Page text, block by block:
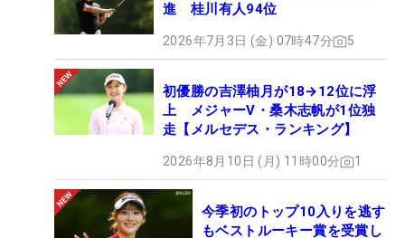
進 桂川有人94位
2026年7月3日 (金) 07時47分 5
初優勝の吉澤柚月が18→12位に浮
上 メジャーV・桑木志帆が1位独
走【メルセデス・ランキング】
2026年8月10日 (月) 11時00分 1
今季初のトップ10入りを逃す
もベストルーキー賞を受賞し